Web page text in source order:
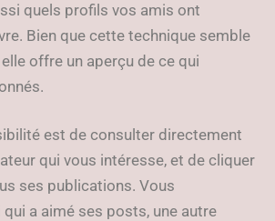
quels profils vos amis ont
Bien que cette technique semble
offre un aperçu de ce qui
est de consulter directement
qui vous intéresse, et de cliquer
ses publications. Vous
a aimé ses posts, une autre